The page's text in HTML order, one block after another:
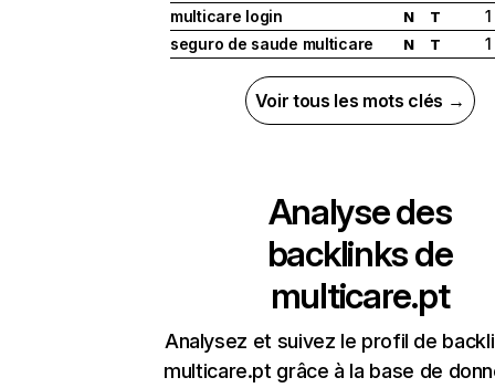
multicare login
N T
1
seguro de saude multicare
N T 1
Voir tous les mots clés →
Analyse des
backlinks de
multicare.pt
Analysez et suivez le profil de
multicare.pt grâce à la base de